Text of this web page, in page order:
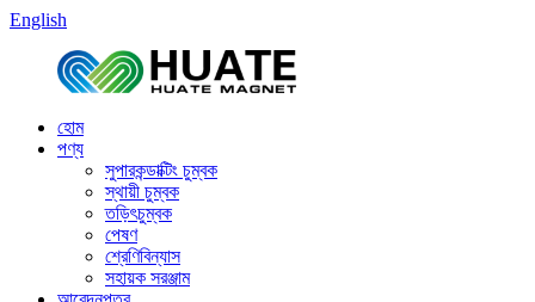
English
হোম
পণ্য
সুপারকন্ডাক্টিং চুম্বক
স্থায়ী চুম্বক
তড়িৎচুম্বক
পেষণ
শ্রেণিবিন্যাস
সহায়ক সরঞ্জাম